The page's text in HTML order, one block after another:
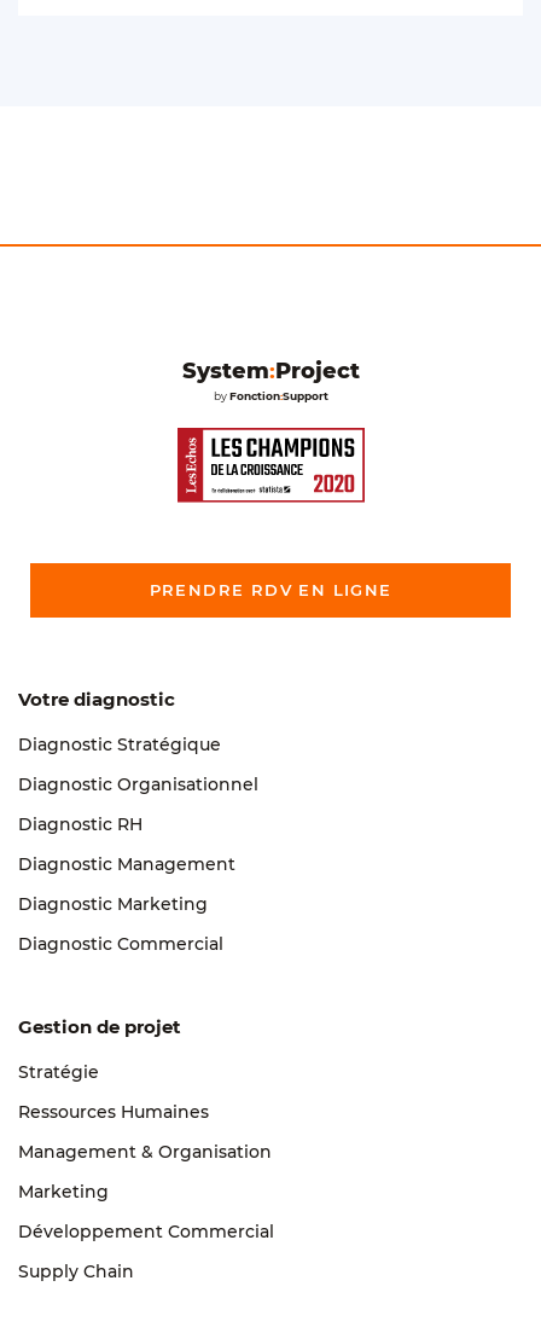
System:Project
byFonction:Support
PRENDRE RDV EN LIGNE
Votre diagnostic
Diagnostic Stratégique
Diagnostic Organisationnel
Diagnostic RH
Diagnostic Management
Diagnostic Marketing
Diagnostic Commercial
Gestion de projet
Stratégie
Ressources Humaines
Management & Organisation
Marketing
Développement Commercial
Supply Chain